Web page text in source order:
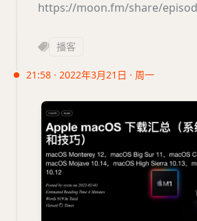
https://moon.fm/share/
播客
21:58 · 2022年3月21日 · 周一